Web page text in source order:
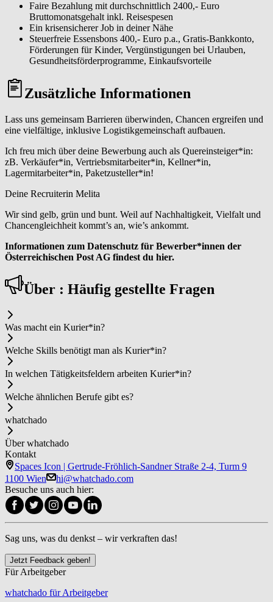
Faire Bezahlung mit durchschnittlich 2400,- Euro
Bruttomonatsgehalt inkl. Reisespesen
Ein krisensicherer Job in deiner Nähe
Steuerfreie Essensbons 400,- Euro p.a., Gratis-Bankkonto,
Förderungen für Kinder, Vergünstigungen bei Urlauben,
Gesundheitsförderprogramme, Einkaufsvorteile
Zusätzliche Informationen
Lass uns gemeinsam Barrieren überwinden, Chancen ergreifen und
eine vielfältige, inklusive Logistikgemeinschaft aufbauen.
Ich freu mich über deine Bewerbung auch als Quereinsteiger*in:
zB. Verkäufer*in, Vertriebsmitarbeiter*in, Kellner*in,
Lagermitarbeiter*in, Paketzusteller*in!
Deine Recruiterin Melita
Wir sind gelb, grün und bunt. Weil auf Nachhaltigkeit, Vielfalt und
Chancengleichheit kommt’s an, wie’s ankommt.
Informationen zum Datenschutz für Bewerber*innen der
Österreichischen Post AG findest du hier.
Über : Häufig gestellte Fragen
Was macht ein Ku­rier*in?
Welche Skills benötigt man als Ku­rier*in?
In welchen Tätigkeitsfeldern arbeiten Ku­rier*in?
Welche ähnlichen Berufe gibt es?
whatchado
Über whatchado
Kontakt
Spaces Icon | Gertrude-Fröhlich-Sandner Straße 2-4, Turm 9
1100 Wien
hi@whatchado.com
Besuche uns auch hier:
Sag uns, was du denkst – wir verkraften das!
Jetzt Feedback geben!
Für Arbeitgeber
whatchado für Arbeitgeber